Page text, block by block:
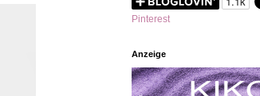
Pinterest
Anzeige